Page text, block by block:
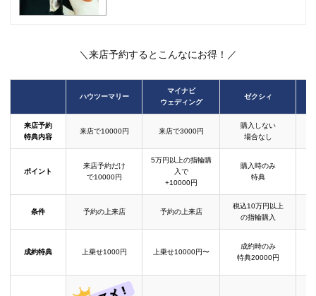
＼来店予約するとこんなにお得！／
ハウツーマリー
マイナビ
ウェディング
ゼクシィ
来店予約
特典内容
来店で10000円 来店で3000円
購入しない
場合なし
ポイント
来店予約だけ
で10000円
5万円以上の指輪購
入で
+10000円
購入時のみ
特典
条件 予約の上来店 予約の上来店
税込10万円以上
の指輪購入
成約特典 上乗せ1000円 上乗せ10000円〜
成約時のみ
特典20000円